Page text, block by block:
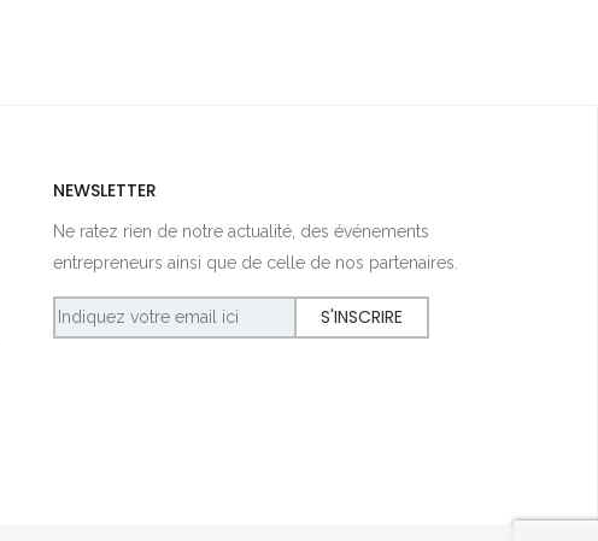
NEWSLETTER
Ne ratez rien de notre actualité, des événements
entrepreneurs ainsi que de celle de nos partenaires.